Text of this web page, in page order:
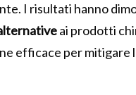
I risultati hanno
ai prodotti
efficace per mitigare